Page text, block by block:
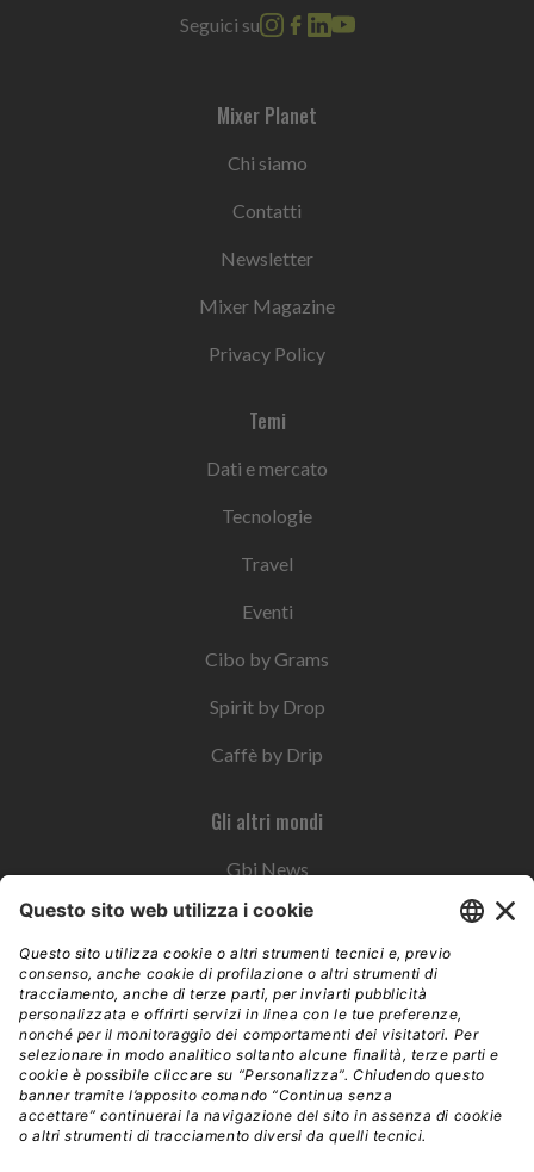
Seguici su
Mixer Planet
Chi siamo
Contatti
Newsletter
Mixer Magazine
Privacy Policy
Temi
Dati e mercato
Tecnologie
Travel
Eventi
Cibo by Grams
Spirit by Drop
Caffè by Drip
Gli altri mondi
Gbi News
Instoremag
Esplora il gruppo
Edra Edizioni
Edizioni LSWR
LSWR Group